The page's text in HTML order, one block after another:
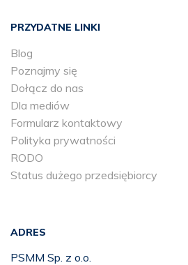
PRZYDATNE LINKI
Blog
Poznajmy się
Dołącz do nas
Dla mediów
Formularz kontaktowy
Polityka prywatności
RODO
Status dużego przedsiębiorcy
ADRES
PSMM Sp. z o.o.